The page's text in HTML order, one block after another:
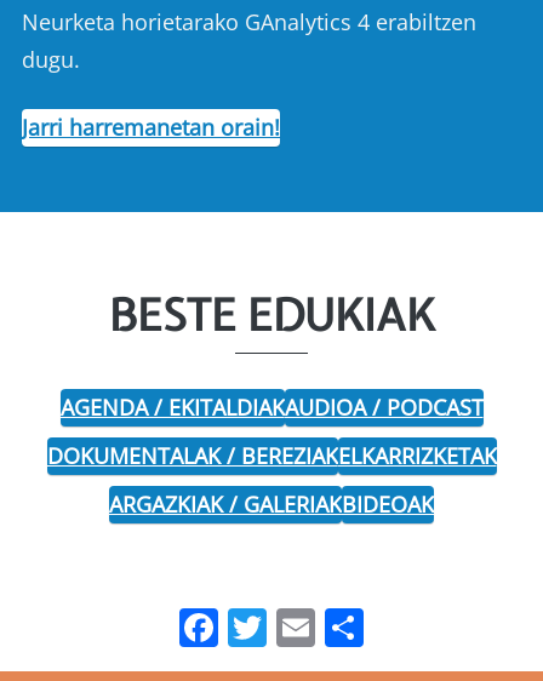
Neurketa horietarako GAnalytics 4 erabiltzen
dugu.
Jarri harremanetan orain!
BESTE EDUKIAK
AGENDA / EKITALDIAKAUDIOA / PODCAST
DOKUMENTALAK / BEREZIAKELKARRIZKETAK
ARGAZKIAK / GALERIAKBIDEOAK
Facebook
Twitter
Email